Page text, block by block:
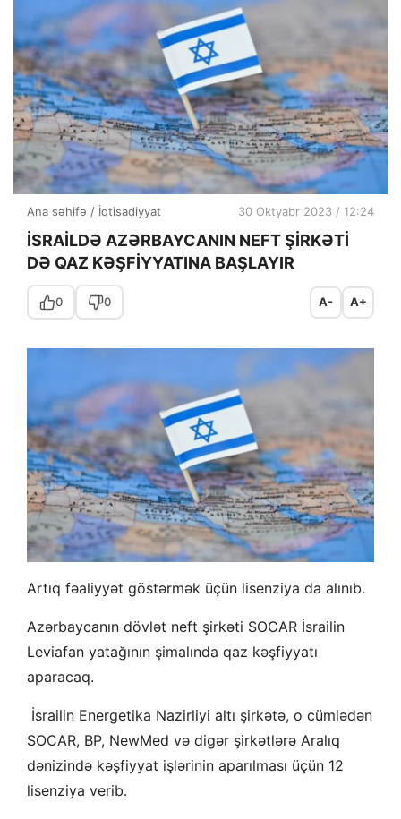
Ana səhifə / İqtisadiyyat 30 Oktyabr 2023 / 12:24
İSRAİLDƏ AZƏRBAYCANIN NEFT ŞİRKƏTİ
DƏ QAZ KƏŞFİYYATINA BAŞLAYIR
0 0 A- A+
Artıq fəaliyyət göstərmək üçün lisenziya da alınıb.
Azərbaycanın dövlət neft şirkəti SOCAR İsrailin
Leviafan yatağının şimalında qaz kəşfiyyatı
aparacaq.
İsrailin Energetika Nazirliyi altı şirkətə, o cümlədən
SOCAR, BP, NewMed və digər şirkətlərə Aralıq
dənizində kəşfiyyat işlərinin aparılması üçün 12
lisenziya verib.